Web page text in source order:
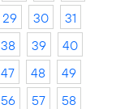
29 30
31
38 39
40
47 48
49
56 57
58